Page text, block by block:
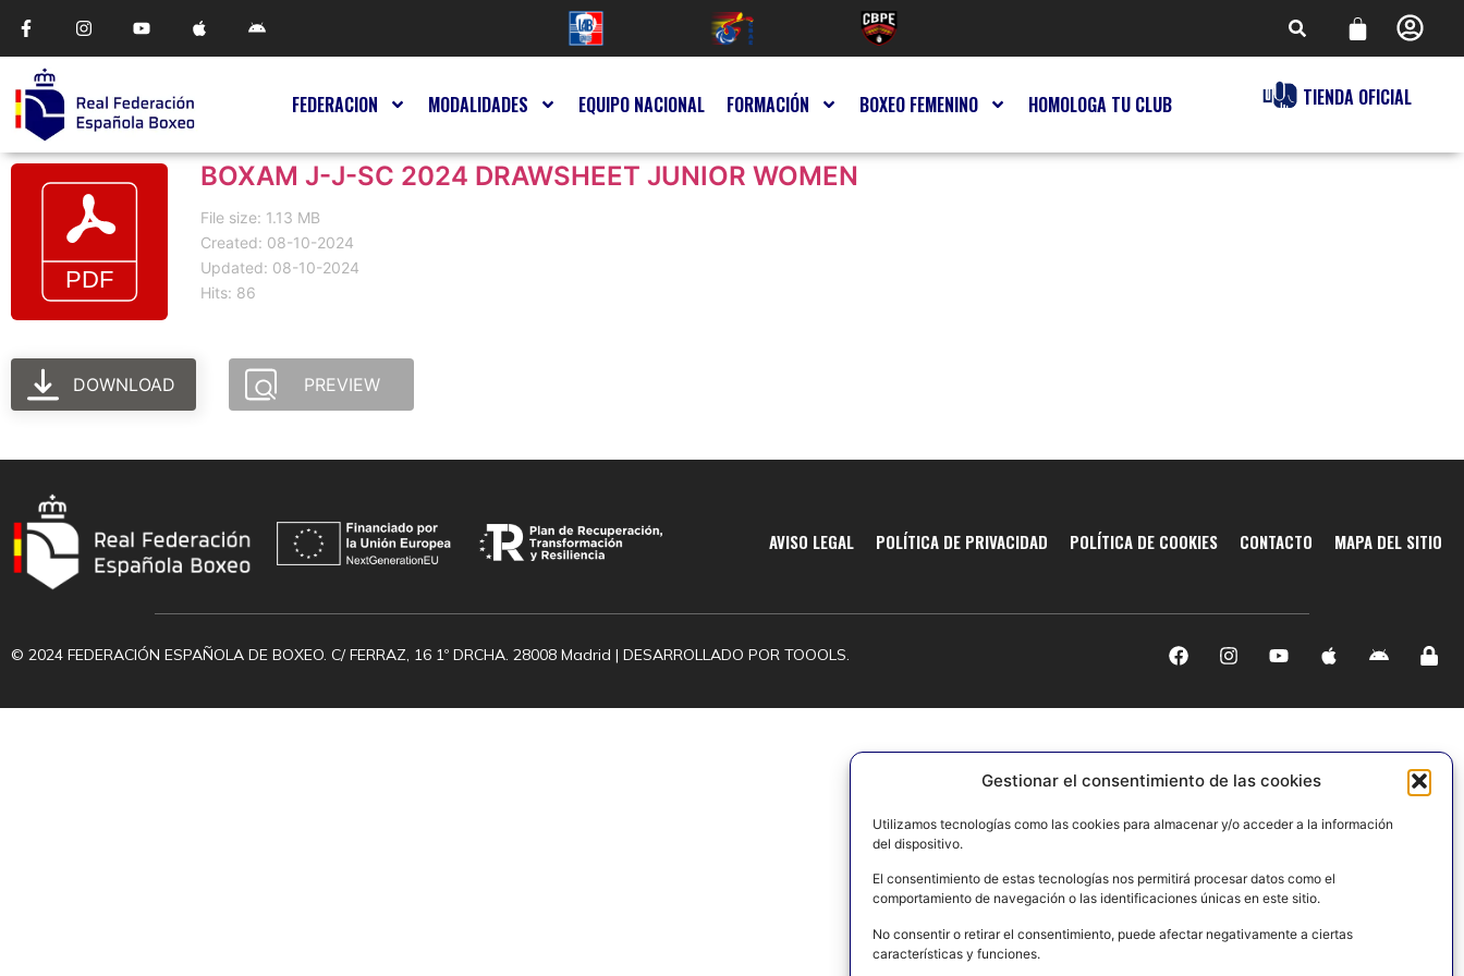
Gestionar el consentimiento de las cookies
Utilizamos tecnologías como las cookies para almacenar y/o acceder a la información
del dispositivo.
El consentimiento de estas tecnologías nos permitirá procesar datos como el
comportamiento de navegación o las identificaciones únicas en este sitio.
No consentir o retirar el consentimiento, puede afectar negativamente a ciertas
características y funciones.
FEDERACION MODALIDADES EQUIPO NACIONAL FORMACIÓN BOXEO FEMENINO HOMOLOGA TU CLUB TIENDA OFICIAL
BOXAM J-J-SC 2024 DRAWSHEET JUNIOR WOMEN
File size: 1.13 MB
Created: 08-10-2024
Updated: 08-10-2024
Hits: 86
DOWNLOAD PREVIEW
AVISO LEGAL POLÍTICA DE PRIVACIDAD POLÍTICA DE COOKIES CONTACTO MAPA DEL SITIO
© 2024 FEDERACIÓN ESPAÑOLA DE BOXEO. C/ FERRAZ, 16 1º DRCHA. 28008 Madrid | DESARROLLADO POR TOOOLS.